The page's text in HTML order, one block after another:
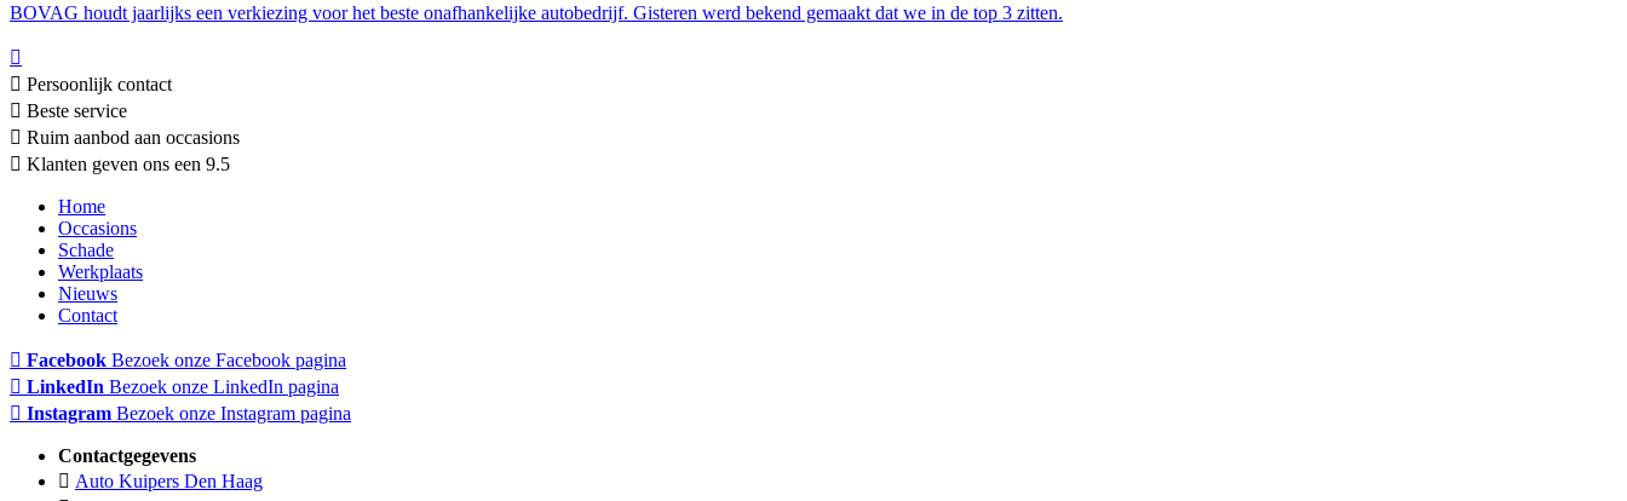
BOVAG houdt jaarlijks een verkiezing voor het beste onafhankelijke autobedrijf. Gisteren werd bekend gemaakt dat we in de top 3 zitten.
Persoonlijk contact
Beste service
Ruim aanbod aan occasions
Klanten geven ons een 9.5
Home
Occasions
Schade
Werkplaats
Nieuws
Contact
Facebook Bezoek onze Facebook pagina
LinkedIn Bezoek onze LinkedIn pagina
Instagram Bezoek onze Instagram pagina
Contactgegevens
Auto Kuipers Den Haag